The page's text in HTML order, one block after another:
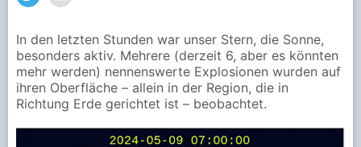
In den letzten Stunden war unser Stern, die Sonne,
besonders aktiv. Mehrere (derzeit 6, aber es könnten
mehr werden) nennenswerte Explosionen wurden auf
ihren Oberfläche – allein in der Region, die in
Richtung Erde gerichtet ist – beobachtet.